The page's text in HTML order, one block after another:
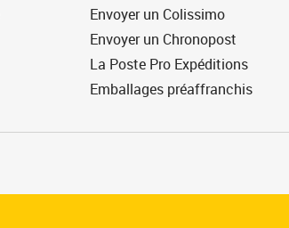
Envoyer un Colissimo
Envoyer un Chronopost
La Poste Pro Expéditions
Emballages préaffranchis